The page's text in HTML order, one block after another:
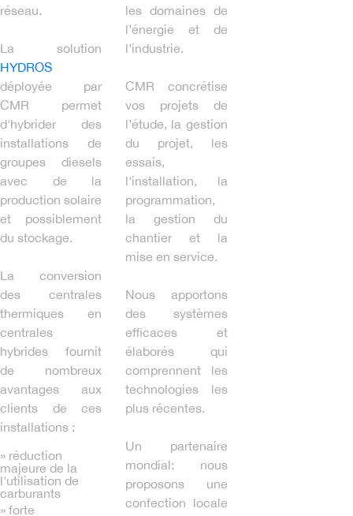
réseau.
La solution
HYDROS
déployée par
CMR permet
d'hybrider des
installations de
groupes diesels
avec de la
production solaire
et possiblement
du stockage.
La conversion
des centrales
thermiques en
centrales
hybrides fournit
de nombreux
avantages aux
clients de ces
installations :
» réduction
majeure de la
l'utilisation de
carburants
» forte
les domaines de
l’énergie et de
l’industrie.
CMR concrétise
vos projets de
l’étude, la gestion
du projet, les
essais,
l'installation, la
programmation,
la gestion du
chantier et la
mise en service.
Nous apportons
des systèmes
efficaces et
élaborés qui
comprennent les
technologies les
plus récentes.
Un partenaire
mondial: nous
proposons une
confection locale